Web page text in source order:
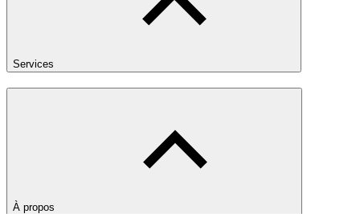
Services
À propos